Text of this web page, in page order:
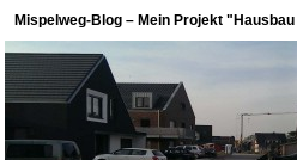
Mispelweg-Blog – Mein Projekt